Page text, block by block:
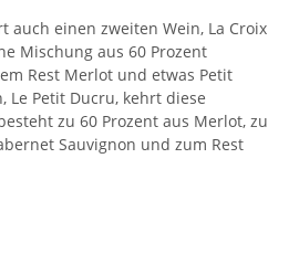
auch einen zweiten Wein, La Croix
Mischung aus 60 Prozent
Rest Merlot und etwas Petit
Le Petit Ducru, kehrt diese
zu 60 Prozent aus Merlot, zu
Sauvignon und zum Rest